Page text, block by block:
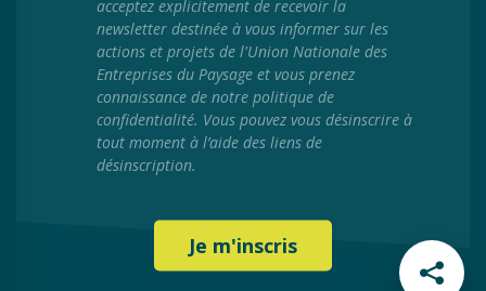
acceptez explicitement de recevoir la
newsletter destinée à vous informer sur les
actions et projets de l'Union Nationale des
Entreprises du Paysage et vous prenez
connaissance de notre politique de
confidentialité. Vous pouvez vous désinscrire à
tout moment à l’aide des liens de
désinscription.